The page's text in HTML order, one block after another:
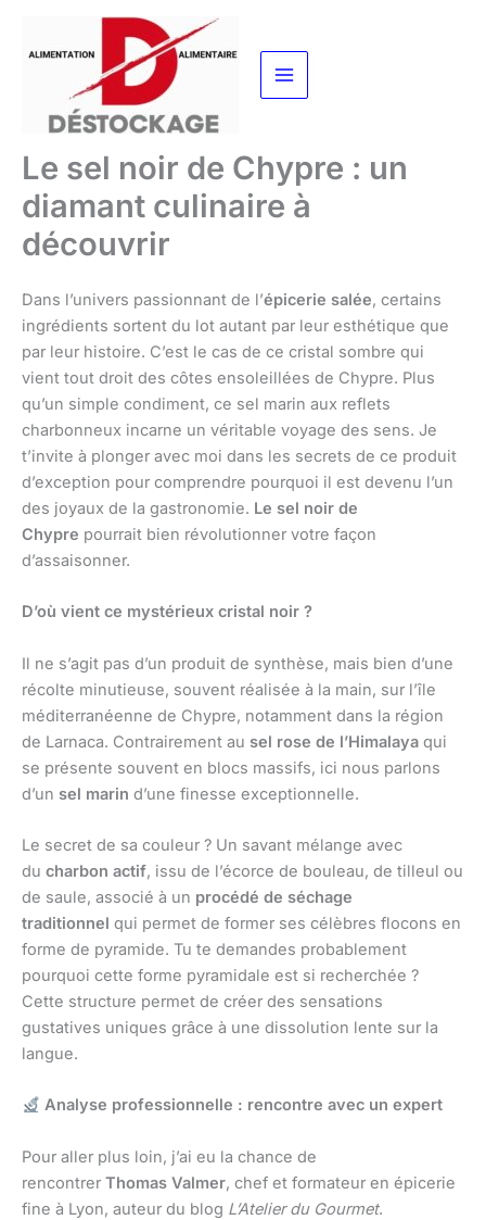
contenu
Le sel noir de Chypre : un
diamant culinaire à
découvrir
Dans l’univers passionnant de l’épicerie salée, certains
ingrédients sortent du lot autant par leur esthétique que
par leur histoire. C’est le cas de ce cristal sombre qui
vient tout droit des côtes ensoleillées de Chypre. Plus
qu’un simple condiment, ce sel marin aux reflets
charbonneux incarne un véritable voyage des sens. Je
t’invite à plonger avec moi dans les secrets de ce produit
d’exception pour comprendre pourquoi il est devenu l’un
des joyaux de la gastronomie. Le sel noir de
Chypre pourrait bien révolutionner votre façon
d’assaisonner.
D’où vient ce mystérieux cristal noir ?
Il ne s’agit pas d’un produit de synthèse, mais bien d’une
récolte minutieuse, souvent réalisée à la main, sur l’île
méditerranéenne de Chypre, notamment dans la région
de Larnaca. Contrairement au sel rose de l’Himalaya qui
se présente souvent en blocs massifs, ici nous parlons
d’un sel marin d’une finesse exceptionnelle.
Le secret de sa couleur ? Un savant mélange avec
du charbon actif, issu de l’écorce de bouleau, de tilleul ou
de saule, associé à un procédé de séchage
traditionnel qui permet de former ses célèbres flocons en
forme de pyramide. Tu te demandes probablement
pourquoi cette forme pyramidale est si recherchée ?
Cette structure permet de créer des sensations
gustatives uniques grâce à une dissolution lente sur la
langue.
Analyse professionnelle : rencontre avec un expert
Pour aller plus loin, j’ai eu la chance de
rencontrer Thomas Valmer, chef et formateur en épicerie
fine à Lyon, auteur du blog L’Atelier du Gourmet.